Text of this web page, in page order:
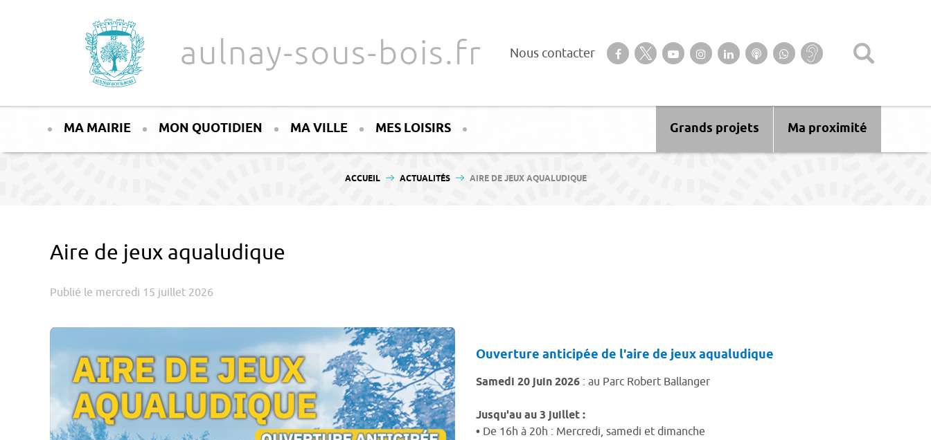
aulnay-sous-bois.fr Nous contacter Suivez-nous sur notre page Facebook
Suivez-nous sur Twitter
Suivez-nous sur YouTube
Suivez-nous sur Instagram
Retrouvez-nous sur Linkedin
Ecoutez nos Podcasts
Suivez-nous sur
WhatsApp
Baisse
d’audition ?
MA MAIRIE MON QUOTIDIEN MA VILLE MES LOISIRS Ma proximité
Grands projets
VOUS ÊTES ICI :
ACCUEIL ACTUALITÉS AIRE DE JEUX AQUALUDIQUE
Aire de jeux aqualudique
Publié le mercredi 15 juillet 2026
Ouverture anticipée de l'aire de jeux aqualudique
Samedi 20 juin 2026 : au Parc Robert Ballanger
Jusqu'au au 3 juillet :
• De 16h à 20h : Mercredi, samedi et dimanche